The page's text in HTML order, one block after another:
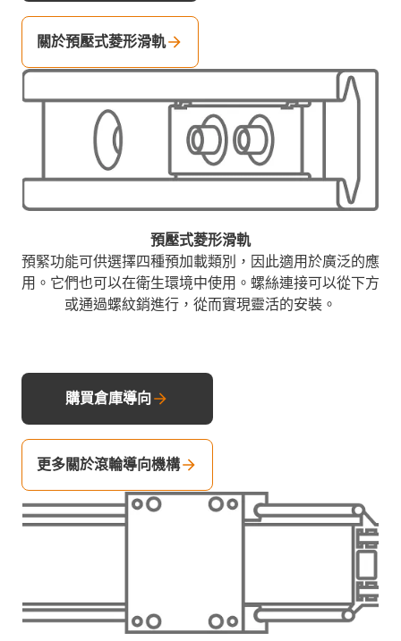
預壓式菱形滑軌
預緊功能可供選擇四種預加載類別，因此適用於廣泛的應
用。它們也可以在衛生環境中使用。螺絲連接可以從下方
或通過螺紋銷進行，從而實現靈活的安裝。
關於預壓式菱形滑軌
購買倉庫導向
更多關於滾輪導向機構